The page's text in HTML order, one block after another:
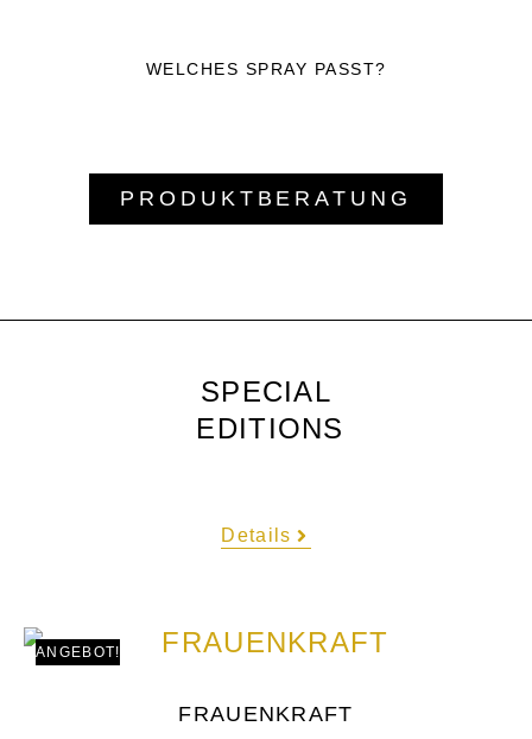
WELCHES SPRAY PASST?
PRODUKTBERATUNG
SPECIAL
EDITIONS
Details
ANGEBOT!
FRAUENKRAFT